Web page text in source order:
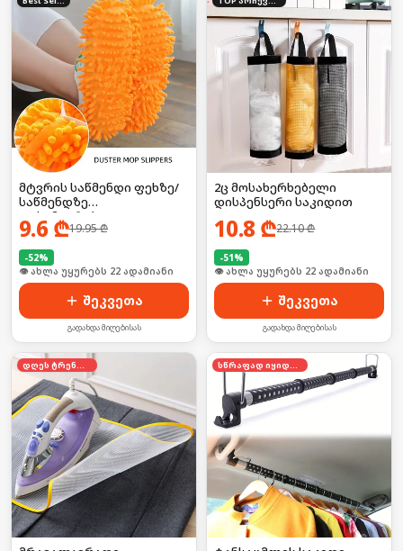
მტვრის საწმენდი ფეხზე/
საწმენდზე
დასამაგრებელი
ღრუბელი
9.6 ₾19.95₾
-52%
🛒 ბოლო 24სთ-ში იყიდა 34-მა
შეკვეთა
გადახდა მიღებისას
2ც მოსახერხებელი
დისპენსერი საკიდით
10.8 ₾22.10₾
-51%
🛒 ბოლო 24სთ-ში იყიდა 34-მა
შეკვეთა
გადახდა მიღებისას